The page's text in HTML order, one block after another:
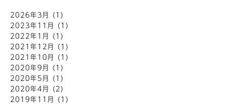
2026年3月
(1)
2023年11月
(1)
2022年1月
(1)
2021年12月
(1)
2021年10月
(1)
2020年9月
(1)
2020年5月
(1)
2020年4月
(2)
2019年11月
(1)